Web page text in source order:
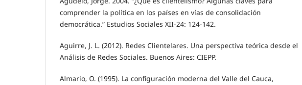
comprender la política en los países en vías de consolidación
democrática.” Estudios Sociales XII-24: 124-142.
Aguirre, J. L. (2012). Redes Clientelares. Una perspectiva teórica desde el
Análisis de Redes Sociales. Buenos Aires: CIEPP.
Almario, O. (1995). La configuración moderna del Valle del Cauca,